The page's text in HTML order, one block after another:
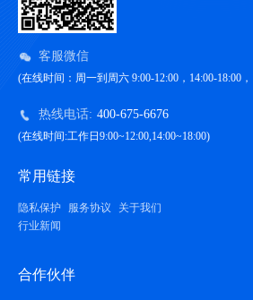
客服微信
(在线时间：周一到周六 9:00-12:00，14:00-18:00，
热线电话: 400-675-6676
(在线时间:工作日9:00~12:00,14:00~18:00)
常用链接
隐私保护 服务协议
关于我们
行业新闻
合作伙伴